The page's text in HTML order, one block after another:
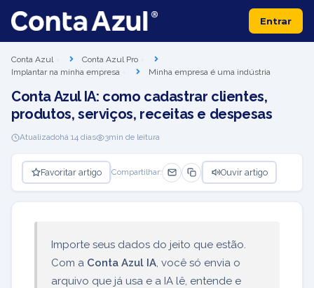
Entrar
Conta Azul
Conta Azul Pro
Implantar na minha empresa
Minha empresa é uma indústria
Conta Azul IA: como cadastrar clientes,
produtos, serviços, receitas e despesas
Atualizadohá 14 dias 3min de leitura
Favoritar artigo Compartilhar: Ouvir artigo
Importe seus dados do jeito que estão.
Com a Conta Azul IA, você só envia o
arquivo que já usa e a IA lê, entende e